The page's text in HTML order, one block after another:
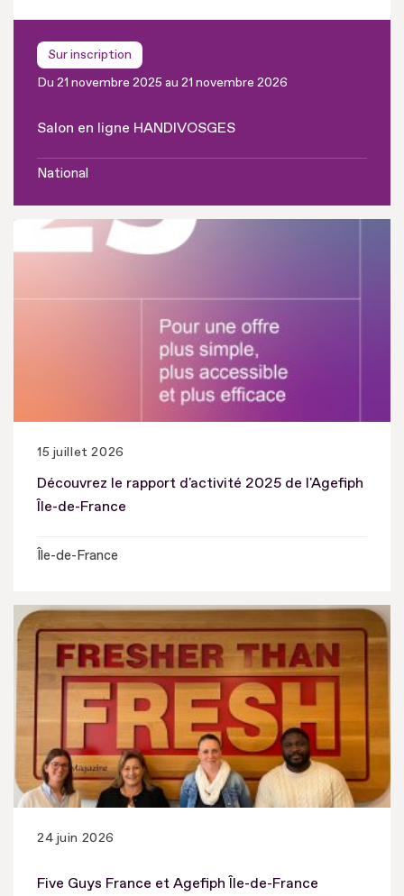
Sur inscription
Du 21 novembre 2025 au 21 novembre 2026
Salon en ligne HANDIVOSGES
National
15 juillet 2026
Découvrez le rapport d'activité 2025 de l'Agefiph
Île-de-France
Île-de-France
24 juin 2026
Five Guys France et Agefiph Île-de-France